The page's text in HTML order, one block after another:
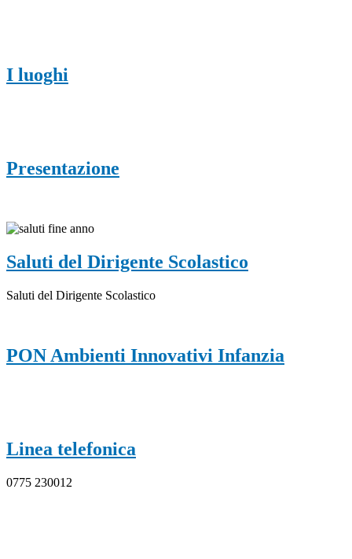
I luoghi
Presentazione
Saluti del Dirigente Scolastico
Saluti del Dirigente Scolastico
PON Ambienti Innovativi Infanzia
Linea telefonica
0775 230012